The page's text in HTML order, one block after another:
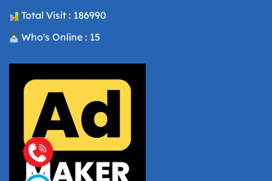
Total Visit : 186990
Who's Online : 15